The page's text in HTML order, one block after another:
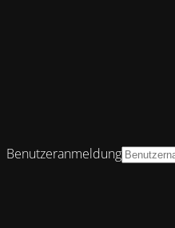
Benutzeranmeldung